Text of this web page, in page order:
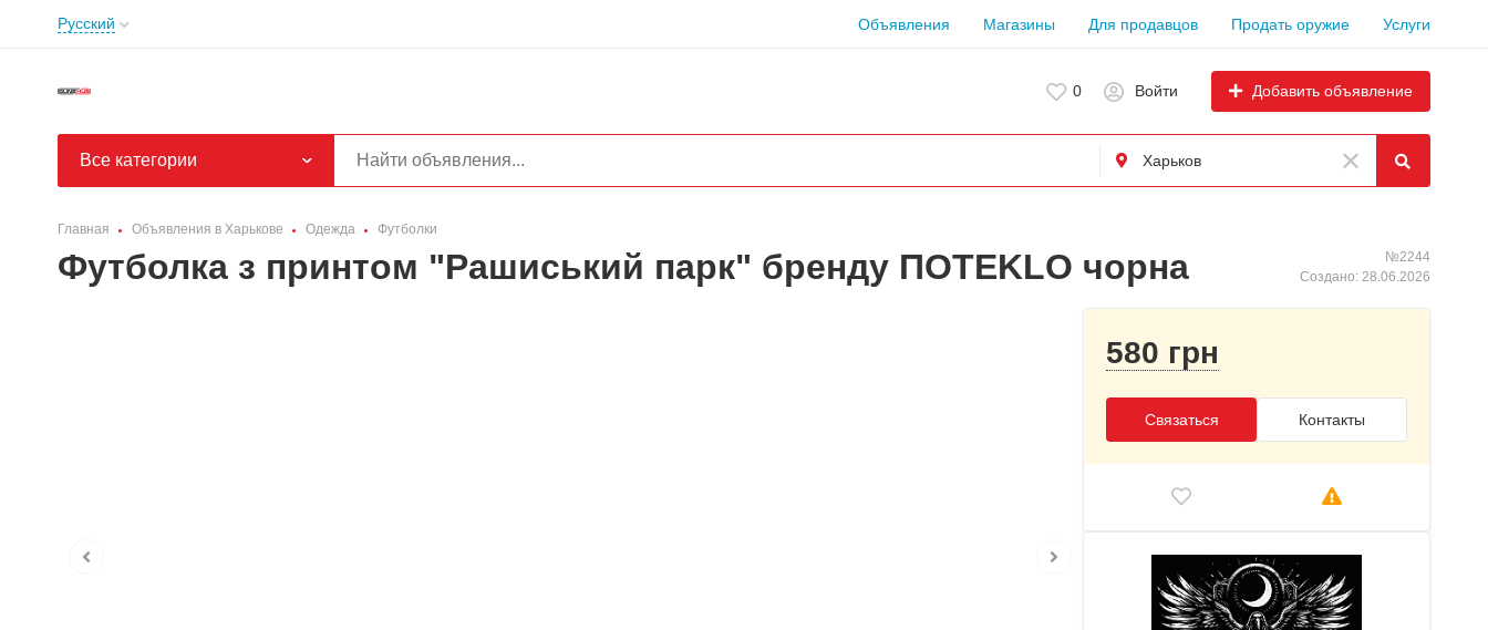
Русский Объявления Магазины Для продавцов Продать оружие Услуги
0 Войти Добавить объявление
Все категории
Главная Объявления в Харькове Одежда Футболки
Футболка з принтом "Рашиський парк" бренду ПOTEKLO чорна
№2244
Создано: 28.06.2026
580 грн
Связаться Контакты